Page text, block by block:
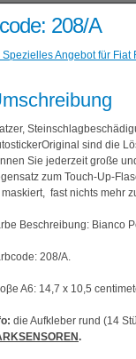
208/A
Angebot für Fiat
sind die
Sie jederzeit große
zum Touch-Up-
maskiert, fast nichts mehr
Beschreibung: Bianco
208/A.
A6: 14,7 x 10,5
die Aufkleber rund (14
.